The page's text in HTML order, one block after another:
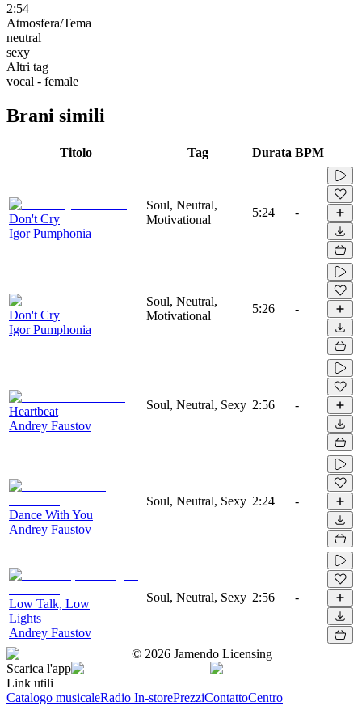
2:54
Atmosfera/Tema
neutral
sexy
Altri tag
vocal - female
Brani simili
Titolo Tag Durata BPM
Don't Cry
Igor Pumphonia
Soul, Neutral,
Motivational
5:24 -
Don't Cry
Igor Pumphonia
Soul, Neutral,
Motivational
5:26 -
Heartbeat
Andrey Faustov
Soul, Neutral, Sexy 2:56 -
Dance With You
Andrey Faustov
Soul, Neutral, Sexy 2:24 -
Low Talk, Low
Lights
Andrey Faustov
Soul, Neutral, Sexy 2:56 -
© 2026 Jamendo Licensing
Scarica l'app
Link utili
Catalogo musicaleRadio In-storePrezziContattoCentro